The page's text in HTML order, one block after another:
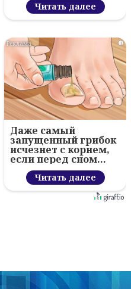
Читать далее
i
Даже самый
запущенный грибок
исчезнет с корнем,
если перед сном…
Читать далее